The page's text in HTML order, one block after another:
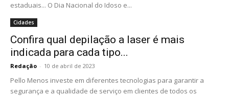
estaduais... O Dia Nacional do Idoso e...
Cidades
Confira qual depilação a laser é mais
indicada para cada tipo...
Redação - 10 de abril de 2023
Pello Menos investe em diferentes tecnologias para garantir a
segurança e a qualidade de serviço em clientes de todos os